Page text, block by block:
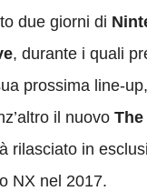
due giorni di
, durante i quali
prossima line-
il nuovo
rilasciato in
NX nel 2017.